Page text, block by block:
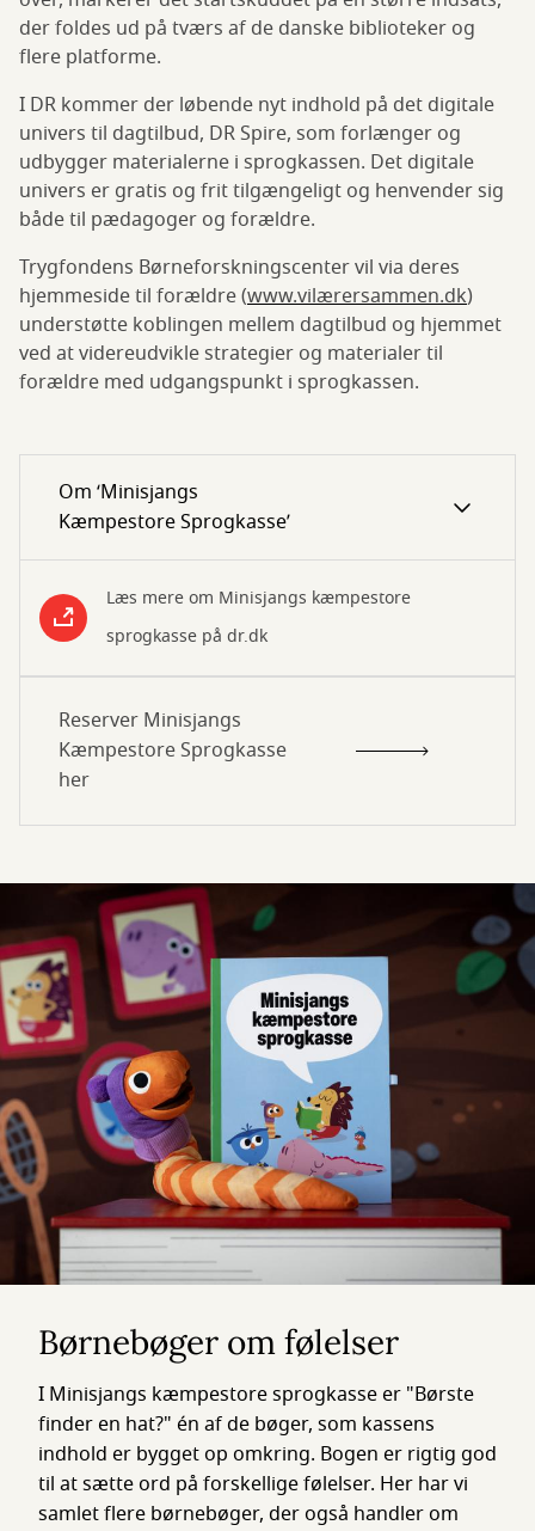
der foldes ud på tværs af de danske biblioteker og
flere platforme.
I DR kommer der løbende nyt indhold på det digitale
univers til dagtilbud, DR Spire, som forlænger og
udbygger materialerne i sprogkassen. Det digitale
univers er gratis og frit tilgængeligt og henvender sig
både til pædagoger og forældre.
Trygfondens Børneforskningscenter vil via deres
hjemmeside til forældre (www.vilærersammen.dk)
understøtte koblingen mellem dagtilbud og hjemmet
ved at videreudvikle strategier og materialer til
forældre med udgangspunkt i sprogkassen.
Om ‘Minisjangs
Kæmpestore Sprogkasse’
Læs mere om Minisjangs kæmpestore
sprogkasse på dr.dk
Reserver Minisjangs
Kæmpestore Sprogkasse
her
Børnebøger om følelser
I Minisjangs kæmpestore sprogkasse er "Børste
finder en hat?" én af de bøger, som kassens
indhold er bygget op omkring. Bogen er rigtig god
til at sætte ord på forskellige følelser. Her har vi
samlet flere børnebøger, der også handler om